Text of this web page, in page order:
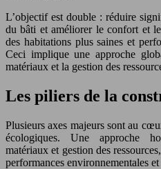
L’objectif est double : réduire
du bâti et améliorer le confort et
des habitations plus saines et
Ceci implique une approche
matériaux et la gestion des
Les piliers de la
Plusieurs axes majeurs sont au
écologiques. Une approche
matériaux et gestion des
performances environnementales